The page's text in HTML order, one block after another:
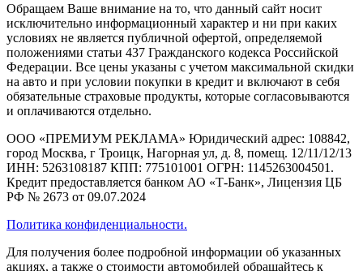
Обращаем Ваше внимание на то, что данный сайт носит
исключительно информационный характер и ни при каких
условиях не является публичной офертой, определяемой
положениями статьи 437 Гражданского кодекса Российской
Федерации. Все цены указаны с учетом максимальной скидки
на авто и при условии покупки в кредит и включают в себя
обязательные страховые продукты, которые согласовываются
и оплачиваются отдельно.
ООО «ПРЕМИУМ РЕКЛАМА» Юридический адрес: 108842,
город Москва, г Троицк, Нагорная ул, д. 8, помещ. 12/11/12/13
ИНН: 5263108187 КПП: 775101001 ОГРН: 1145263004501.
Кредит предоставляется банком АО «Т-Банк», Лицензия ЦБ
РФ № 2673 от 09.07.2024
Политика конфиденциальности.
Для получения более подробной информации об указанных
акциях, а также о стоимости автомобилей обращайтесь к